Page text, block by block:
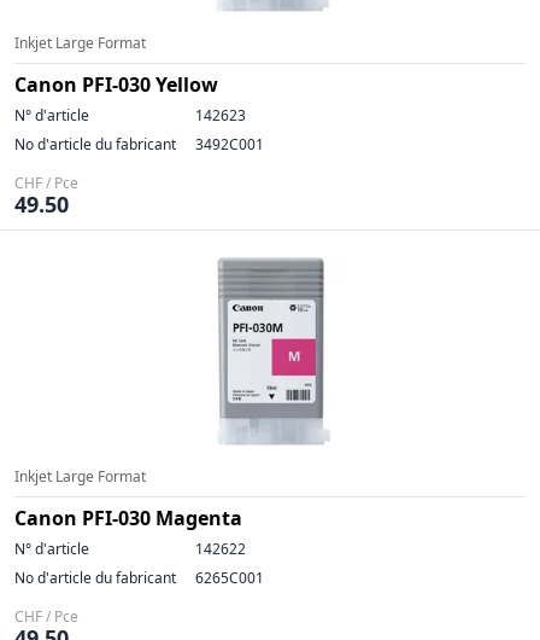
Inkjet Large Format
Canon PFI-030 Yellow
N° d'article
142623
No d'article du fabricant
3492C001
CHF / Pce
49.50
Inkjet Large Format
Canon PFI-030 Magenta
N° d'article
142622
No d'article du fabricant
6265C001
CHF / Pce